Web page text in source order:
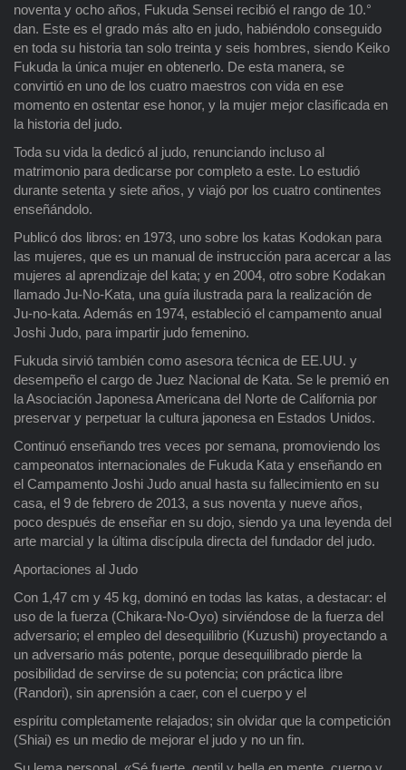
noventa y ocho años, Fukuda Sensei recibió el rango de 10.°
dan. Este es el grado más alto en judo, habiéndolo conseguido
en toda su historia tan solo treinta y seis hombres, siendo Keiko
Fukuda la única mujer en obtenerlo. De esta manera, se
convirtió en uno de los cuatro maestros con vida en ese
momento en ostentar ese honor, y la mujer mejor clasificada en
la historia del judo.
Toda su vida la dedicó al judo, renunciando incluso al
matrimonio para dedicarse por completo a este. Lo estudió
durante setenta y siete años, y viajó por los cuatro continentes
enseñándolo.
Publicó dos libros: en 1973, uno sobre los katas Kodokan para
las mujeres, que es un manual de instrucción para acercar a las
mujeres al aprendizaje del kata; y en 2004, otro sobre Kodakan
llamado Ju-No-Kata, una guía ilustrada para la realización de
Ju-no-kata. Además en 1974, estableció el campamento anual
Joshi Judo, para impartir judo femenino.
Fukuda sirvió también como asesora técnica de EE.UU. y
desempeño el cargo de Juez Nacional de Kata. Se le premió en
la Asociación Japonesa Americana del Norte de California por
preservar y perpetuar la cultura japonesa en Estados Unidos.
Continuó enseñando tres veces por semana, promoviendo los
campeonatos internacionales de Fukuda Kata y enseñando en
el Campamento Joshi Judo anual hasta su fallecimiento en su
casa, el 9 de febrero de 2013, a sus noventa y nueve años,
poco después de enseñar en su dojo, siendo ya una leyenda del
arte marcial y la última discípula directa del fundador del judo.
Aportaciones al Judo
Con 1,47 cm y 45 kg, dominó en todas las katas, a destacar: el
uso de la fuerza (Chikara-No-Oyo) sirviéndose de la fuerza del
adversario; el empleo del desequilibrio (Kuzushi) proyectando a
un adversario más potente, porque desequilibrado pierde la
posibilidad de servirse de su potencia; con práctica libre
(Randori), sin aprensión a caer, con el cuerpo y el
espíritu completamente relajados; sin olvidar que la competición
(Shiai) es un medio de mejorar el judo y no un fin.